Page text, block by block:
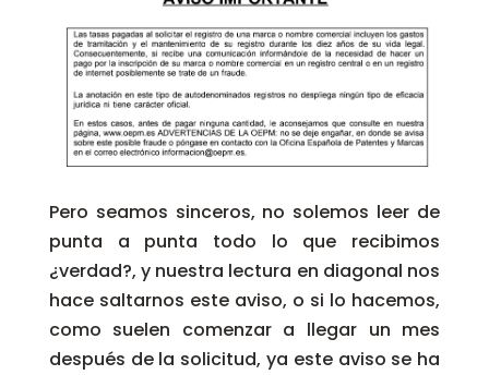
Pero seamos sinceros, no solemos leer de
punta a punta todo lo que recibimos
¿verdad?, y nuestra lectura en diagonal nos
hace saltarnos este aviso, o si lo hacemos,
como suelen comenzar a llegar un mes
después de la solicitud, ya este aviso se ha